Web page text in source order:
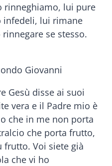
rinneghiamo, lui pure
infedeli, lui rimane
se stesso.
Giovanni
Gesù disse ai suoi
vera e il Padre mio è
che in me non porta
che porta frutto,
Voi siete già
che vi ho